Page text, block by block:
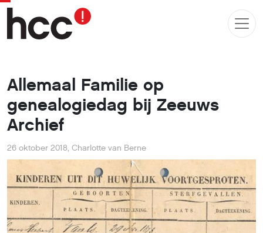
Allemaal Familie op
genealogiedag bij Zeeuws
Archief
26 oktober 2018, Charlotte van Berne